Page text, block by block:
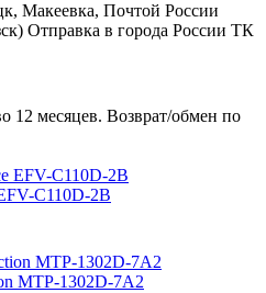
Макеевка, Почтой России
Отправка в города России ТК
12 месяцев. Возврат/обмен по
C110D-2B
MTP-1302D-7A2